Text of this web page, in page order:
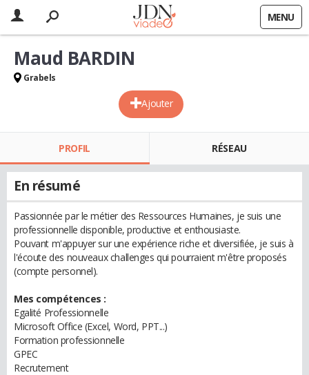
MENU
Ajouter
Maud BARDIN
Grabels
PROFIL RÉSEAU
En résumé
Passionnée par le métier des Ressources Humaines, je suis une
professionnelle disponible, productive et enthousiaste.
Pouvant m'appuyer sur une expérience riche et diversifiée, je suis à
l'écoute des nouveaux challenges qui pourraient m'être proposés
(compte personnel).
Mes compétences :
Egalité Professionnelle
Microsoft Office (Excel, Word, PPT...)
Formation professionnelle
GPEC
Recrutement